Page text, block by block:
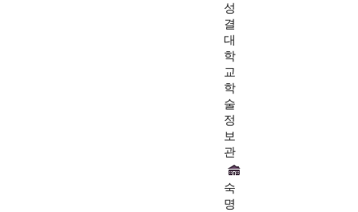
성
결
대
학
교
학
술
정
보
관
숙
명